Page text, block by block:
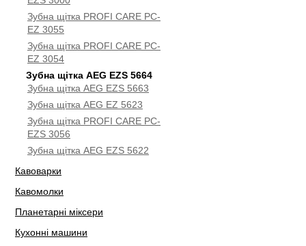
Зубна щітка PROFI CARE PC-
EZ 3055
Зубна щітка PROFI CARE PC-
EZ 3054
Зубна щітка AEG EZS 5664
Зубна щітка AEG EZS 5663
Зубна щітка AEG EZ 5623
Зубна щітка PROFI CARE PC-
EZS 3056
Зубна щітка AEG EZS 5622
Кавоварки
Кавомолки
Планетарні міксери
Кухонні машини